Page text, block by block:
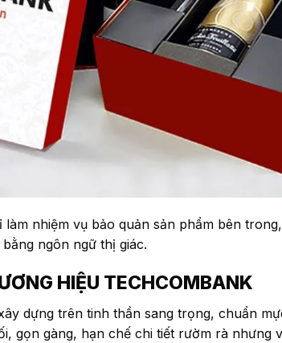
nhiệm vụ bảo quản sản phẩm bên
ngôn ngữ thị giác.
HIỆU TECHCOMBANK
dựng trên tinh thần sang trọng, chuẩn
gọn gàng, hạn chế chi tiết rườm rà nhưng